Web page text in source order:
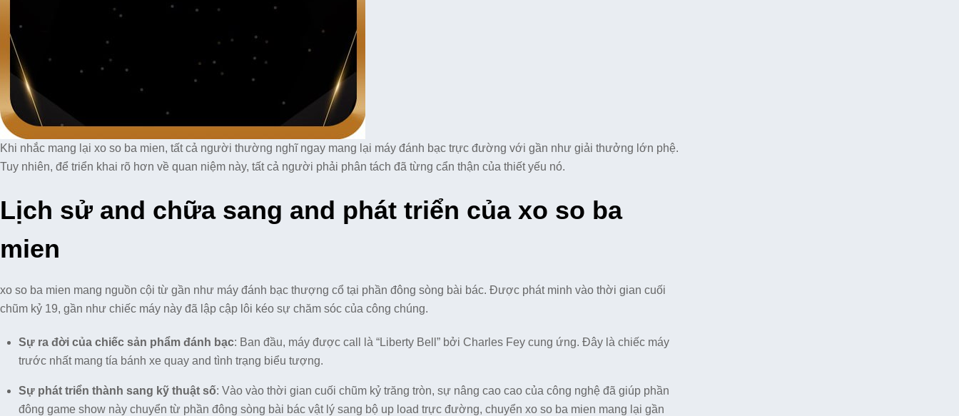
Khi nhắc mang lại xo so ba mien, tất cả người thường nghĩ ngay mang lại máy đánh bạc trực đường với gần như giải thưởng lớn phệ.
Tuy nhiên, để triển khai rõ hơn về quan niệm này, tất cả người phải phân tách đã từng cẩn thận của thiết yếu nó.
Lịch sử and chữa sang and phát triển của xo so ba
mien
xo so ba mien mang nguồn cội từ gần như máy đánh bạc thượng cổ tại phần đông sòng bài bác. Được phát minh vào thời gian cuối
chũm kỷ 19, gần như chiếc máy này đã lập cập lôi kéo sự chăm sóc của công chúng.
Sự ra đời của chiếc sản phẩm đánh bạc: Ban đầu, máy được call là “Liberty Bell” bởi Charles Fey cung ứng. Đây là chiếc máy
trước nhất mang tía bánh xe quay and tình trạng biểu tượng.
Sự phát triển thành sang kỹ thuật số: Vào vào thời gian cuối chũm kỷ trăng tròn, sự nâng cao cao của công nghệ đã giúp phần
đông game show này chuyển từ phần đông sòng bài bác vật lý sang bộ up load trực đường, chuyển xo so ba mien mang lại gần